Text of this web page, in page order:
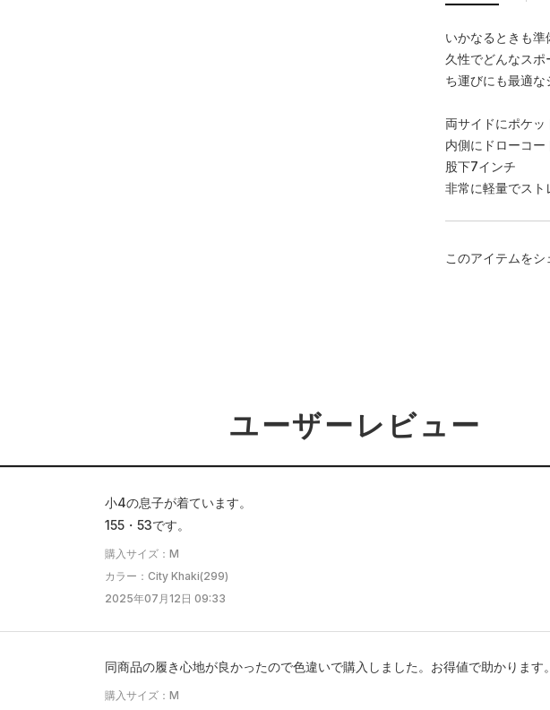
いかなるときも
久性でどんなス
ち運びにも最適な
両サイドにポケッ
内側にドローコ
股下7インチ
非常に軽量でス
このアイテムをシ
ユーザーレビュー
小4の息子が着ています。
155・53です。
購入サイズ：M
カラー：City Khaki(299)
2025年07月12日 09:33
同商品の履き心地が良かったので色違いで購入しました。お得値で助かります。
購入サイズ：M